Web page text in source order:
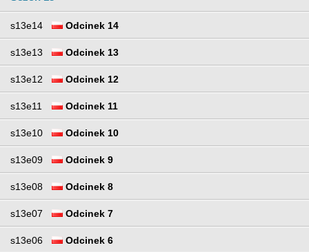
s13e14 Odcinek 14
s13e13 Odcinek 13
s13e12 Odcinek 12
s13e11 Odcinek 11
s13e10 Odcinek 10
s13e09 Odcinek 9
s13e08 Odcinek 8
s13e07 Odcinek 7
s13e06 Odcinek 6